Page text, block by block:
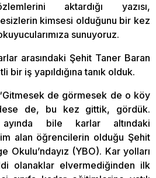
aktardığı yazısı,
kimsesi olduğunu bir kez
sunuyoruz.
arasındaki Şehit Taner Baran
bir iş yapıldığına tanık olduk.
de görmesek de o köy
de, bu kez gittik, gördük.
ayında bile karlar altındaki
alan öğrencilerin olduğu Şehit
Okulu’ndayız (YBO). Kar yolları
olanaklar elvermediğinden ilk